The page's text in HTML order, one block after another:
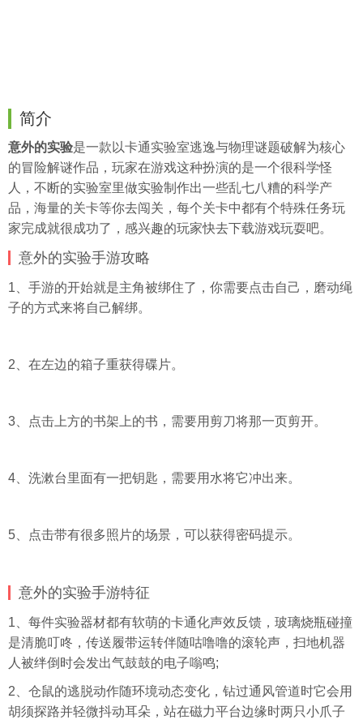
简介
意外的实验是一款以卡通实验室逃逸与物理谜题破解为核心
的冒险解谜作品，玩家在游戏这种扮演的是一个很科学怪
人，不断的实验室里做实验制作出一些乱七八糟的科学产
品，海量的关卡等你去闯关，每个关卡中都有个特殊任务玩
家完成就很成功了，感兴趣的玩家快去下载游戏玩耍吧。
意外的实验手游攻略
1、手游的开始就是主角被绑住了，你需要点击自己，磨动绳
子的方式来将自己解绑。
2、在左边的箱子重获得碟片。
3、点击上方的书架上的书，需要用剪刀将那一页剪开。
4、洗漱台里面有一把钥匙，需要用水将它冲出来。
5、点击带有很多照片的场景，可以获得密码提示。
意外的实验手游特征
1、每件实验器材都有软萌的卡通化声效反馈，玻璃烧瓶碰撞
是清脆叮咚，传送履带运转伴随咕噜噜的滚轮声，扫地机器
人被绊倒时会发出气鼓鼓的电子嗡鸣;
2、仓鼠的逃脱动作随环境动态变化，钻过通风管道时它会用
胡须探路并轻微抖动耳朵，站在磁力平台边缘时两只小爪子